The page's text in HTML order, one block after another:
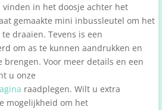
in het doosje achter het
gemaakte mini inbussleutel om het
draaien. Tevens is een
om as te kunnen aandrukken en
Voor meer details en een
u onze
raadplegen. Wilt u extra
mogelijkheid om het